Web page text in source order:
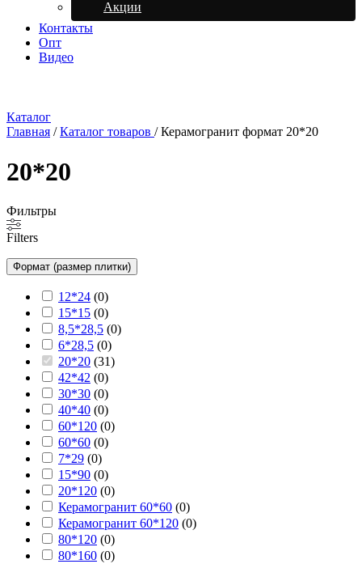
Акции
Контакты
Опт
Видео
Каталог
Главная / Каталог товаров /Керамогранит формат 20*20
20*20
Фильтры
Filters
Формат (размер плитки)
12*24 (0)
15*15 (0)
8,5*28,5 (0)
6*28,5 (0)
20*20 (31)
42*42 (0)
30*30 (0)
40*40 (0)
60*120 (0)
60*60 (0)
7*29 (0)
15*90 (0)
20*120 (0)
Керамогранит 60*60 (0)
Керамогранит 60*120 (0)
80*120 (0)
80*160 (0)